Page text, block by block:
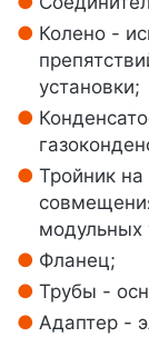
Колено -
установки;
Тройник
модульных
Фланец;
Трубы -
Адаптер -